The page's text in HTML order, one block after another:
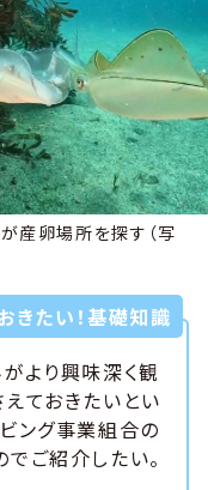
産卵場所を探す（写
きたい！基礎知識
より興味深く観
ておきたいとい
ング事業組合の
ご紹介したい。